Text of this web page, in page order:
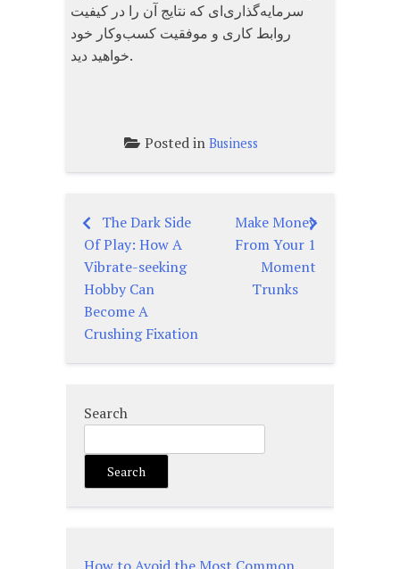
سرمایه‌گذاری‌ای که نتایج آن را در کیفیت
روابط کاری و موفقیت کسب‌وکار خود
خواهید دید.
Posted in Business
Post
navigation
The Dark Side
Of Play: How A
Vibrate-seeking
Hobby Can
Become A
Crushing Fixation
Make Money
From Your 1
Moment
Trunks
Search
Search